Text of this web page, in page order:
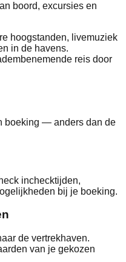
boord, excursies en
hoogstanden, livemuziek
in de havens.
reis door
boeking — anders dan de
inchecktijden,
bij je boeking.
de vertrekhaven.
van je gekozen